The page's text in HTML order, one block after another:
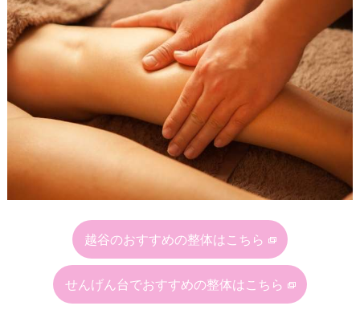
越谷のおすすめの整体はこちら
せんげん台でおすすめの整体はこちら